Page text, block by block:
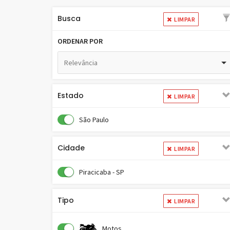
Busca LIMPAR
ORDENAR POR
Relevância
Estado LIMPAR
São Paulo
Cidade LIMPAR
Piracicaba - SP
Tipo LIMPAR